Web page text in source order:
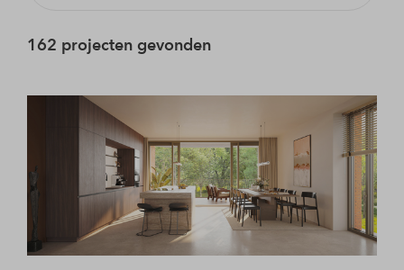
162 projecten gevonden